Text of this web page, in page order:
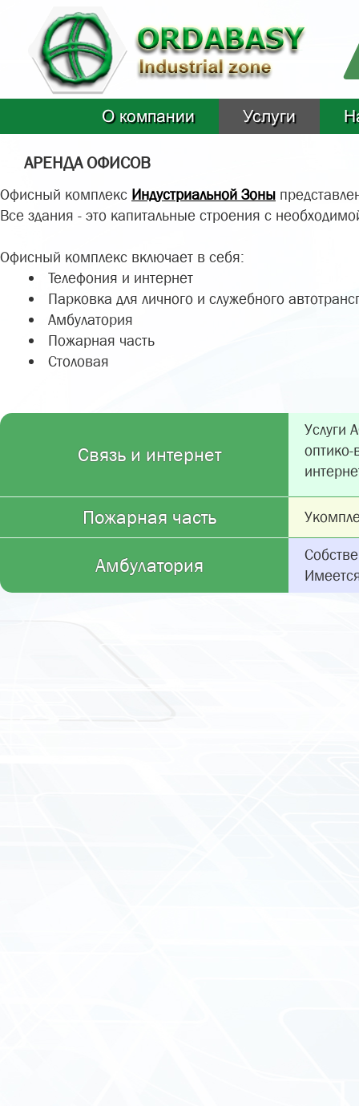
О компании Услуги
АРЕНДА ОФИСОВ
Офисный комплекс Индустриальной Зоны
Все здания - это капитальные строения с
Офисный комплекс включает в себя:
Телефония и интернет
Парковка для личного и служебного
Амбулатория
Пожарная часть
Столовая
Связь и интернет
Услуги
Пожарная часть
Амбулатория